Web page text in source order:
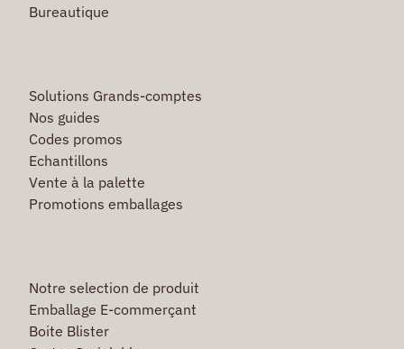
Bureautique
Solutions Grands-comptes
Nos guides
Codes promos
Echantillons
Vente à la palette
Promotions emballages
Notre selection de produit
Emballage E-commerçant
Boite Blister